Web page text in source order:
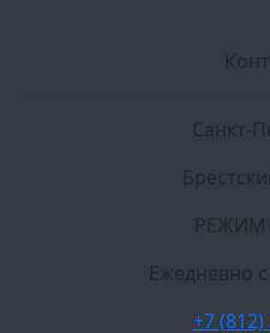
Санкт-
РЕЖИМ
Ежедневно
+7